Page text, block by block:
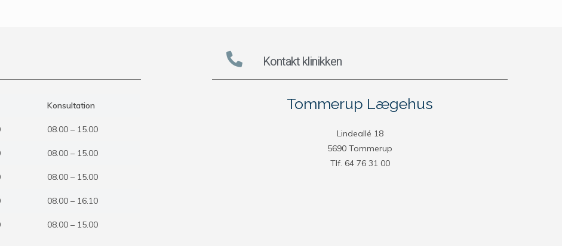
Konsultation
08.00 – 15.00
08.00 – 15.00
08.00 – 15.00
08.00 – 16.10
08.00 – 15.00
Kontakt klinikken
Tommerup Lægehus
Lindeallé 18
5690 Tommerup
Tlf. 64 76 31 00